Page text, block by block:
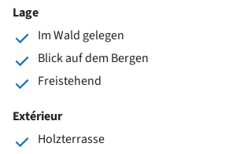
Lage
Im Wald gelegen
Blick auf dem Bergen
Freistehend
Extérieur
Holzterrasse